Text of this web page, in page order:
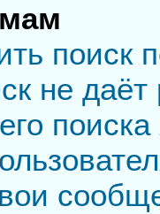
не даёт